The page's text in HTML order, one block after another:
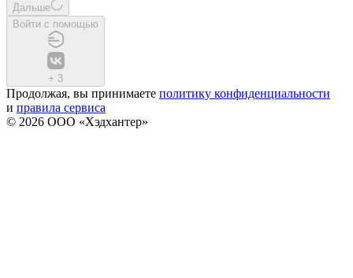
Дальше
Войти с помощью
+ 3
Продолжая, вы принимаете политику конфиденциальности
и правила сервиса
© 2026 ООО «Хэдхантер»